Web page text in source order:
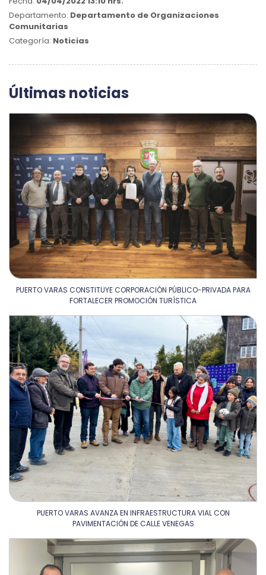
Departamento: Departamento de Organizaciones
Comunitarias
Categoría: Noticias
Últimas noticias
PUERTO VARAS CONSTITUYE CORPORACIÓN PÚBLICO-PRIVADA PARA
FORTALECER PROMOCIÓN TURÍSTICA
PUERTO VARAS AVANZA EN INFRAESTRUCTURA VIAL CON
PAVIMENTACIÓN DE CALLE VENEGAS